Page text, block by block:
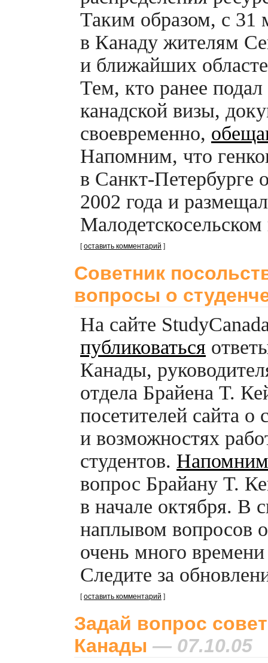
Таким образом, с 31
в Канаду жителям
и ближайших
Тем, кто ранее
канадской визы,
своевременно,
Напомним, что
в Санкт-Петербурге
2002 года и
Малодетскосельском
[оставить комментарий ]
Советник
вопросы о
На сайте
публиковаться
Канады,
отдела Брайена Т.
посетителей сайта о
и возможностях
студентов. Напомним
вопрос Брайану Т.
в начале октября. В
наплывом вопросов
очень много
Следите за
[оставить комментарий ]
Задай вопрос
Канады — 07.10.05